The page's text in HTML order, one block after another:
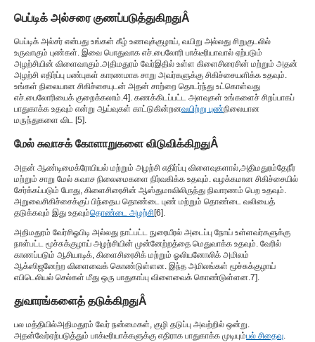
பெப்டிக் அல்சரை குணப்படுத்துகிறதுÂ
பெப்டிக் அல்சர் என்பது உங்கள் கீழ் உணவுக்குழாய், வயிறு அல்லது சிறுகுடலில்
உருவாகும் புண்கள். இவை பொதுவாக எச்.பைலோரி பாக்டீரியாவால் ஏற்படும்
அழற்சியின் விளைவாகும்.அதிமதுரம் வேர்இதில் உள்ள கிளைசிரைசின் மற்றும் அதன்
அழற்சி எதிர்ப்பு பண்புகள் காரணமாக சாறு அவர்களுக்கு சிகிச்சையளிக்க உதவும்.
உங்கள் நிலையான சிகிச்சையுடன் அதன் சாற்றை தொடர்ந்து உட்கொள்வது
எச்.பைலோரியைக் குறைக்கலாம்.4]. கணக்கிடப்பட்ட அளவுகள் உங்களைச் சிறப்பாகப்
பாதுகாக்க உதவும் என்று ஆய்வுகள் காட்டுகின்றனவயிற்று புண்நிலையான
மருந்துகளை விட [5].
மேல் சுவாசக் கோளாறுகளை விடுவிக்கிறதுÂ
அதன் ஆண்டிமைக்ரோபியல் மற்றும் அழற்சி எதிர்ப்பு விளைவுகளால், அதிமதுரம்தேநீர்
மற்றும் சாறு மேல் சுவாச நிலைமைகளை நிர்வகிக்க உதவும். வழக்கமான சிகிச்சையில்
சேர்க்கப்படும் போது, ​​கிளைசிரைசின் ஆஸ்துமாவிலிருந்து நிவாரணம் பெற உதவும்.
அறுவைசிகிச்சைக்குப் பிந்தைய தொண்டை புண் மற்றும் தொண்டை வலியைத்
தடுக்கவும் இது உதவும்தொண்டை அழற்சி[6].
அதிமதுரம் வேர்சிஓபிடி அல்லது நாட்பட்ட நுரையீரல் அடைப்பு நோய் உள்ளவர்களுக்கு
நாள்பட்ட மூச்சுக்குழாய் அழற்சியின் முன்னேற்றத்தை மெதுவாக்க உதவும். வேரில்
காணப்படும் ஆசியாடிக், கிளைசிரைசிக் மற்றும் ஓலியனோலிக் அமிலம்
ஆக்ஸிஜனேற்ற விளைவைக் கொண்டுள்ளன. இந்த அமிலங்கள் மூச்சுக்குழாய்
எபிடெலியல் செல்கள் மீது ஒரு பாதுகாப்பு விளைவைக் கொண்டுள்ளன. 7].
துவாரங்களைத் தடுக்கிறதுÂ
பல மத்தியில்அதிமதுரம் வேர் நன்மைகள், குழி தடுப்பு அவற்றில் ஒன்று.
அதன்வேர்ஏற்படுத்தும் பாக்டீரியாக்களுக்கு எதிராக பாதுகாக்க முடியும்பல் சிதைவு.